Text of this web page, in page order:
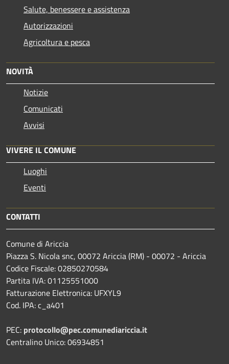
Salute, benessere e assistenza
Autorizzazioni
Agricoltura e pesca
NOVITÀ
Notizie
Comunicati
Avvisi
VIVERE IL COMUNE
Luoghi
Eventi
CONTATTI
Comune di Ariccia
Piazza S. Nicola snc, 00072 Ariccia (RM) - 00072 - Ariccia
Codice Fiscale: 02850270584
Partita IVA: 01125551000
Fatturazione Elettronica: UFXYL9
Cod. IPA: c_a401
PEC: protocollo@pec.comunediariccia.it
Centralino Unico: 06934851